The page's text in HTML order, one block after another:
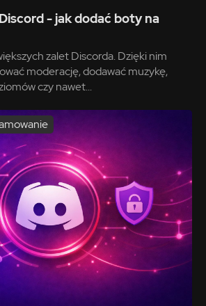
- jak dodać boty na
zalet Discorda. Dzięki nim
moderację, dodawać muzykę,
czy nawet...